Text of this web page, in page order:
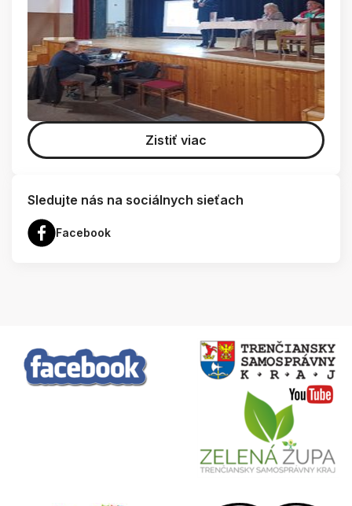
Zistiť viac
Sledujte nás na sociálnych sieťach
Facebook